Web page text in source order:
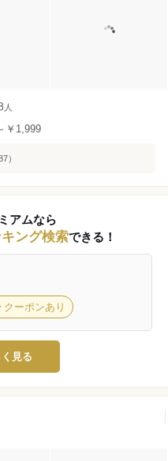
人
￥1,999
）
アムなら
ング検索できる！
クーポンあり
見る